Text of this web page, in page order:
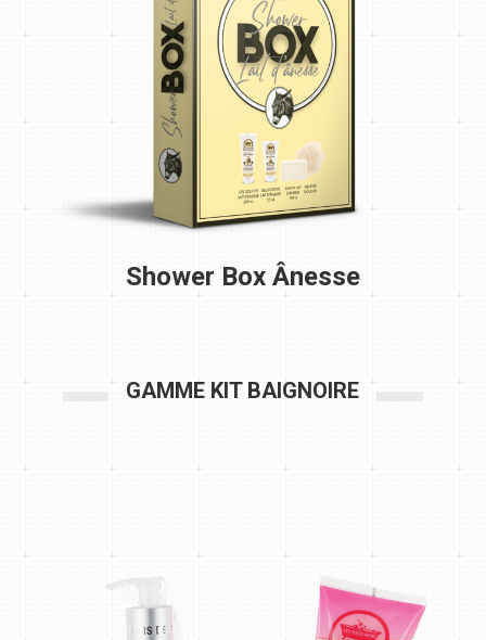
Shower Box Ânesse
GAMME KIT BAIGNOIRE